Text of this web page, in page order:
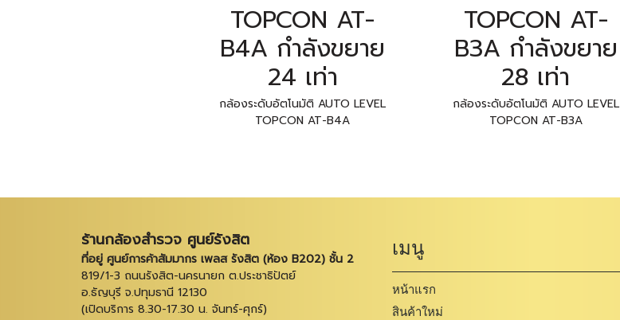
TOPCON AT-
B4A กำลังขยาย
24 เท่า
กล้องระดับอัตโนมัติ AUTO LEVEL
TOPCON AT-B4A
TOPCON AT-
B3A กำลังขยาย
28 เท่า
กล้องระดับอัตโนมัติ AUTO LEVEL
TOPCON AT-B3A
ร้านกล้องสำรวจ ศูนย์รังสิต
ที่อยู่ ศูนย์การค้าสัมมากร เพลส รังสิต (ห้อง B202) ชั้น 2
819/1-3 ถนนรังสิต-นครนายก ต.ประชาธิปัตย์
อ.ธัญบุรี จ.ปทุมธานี 12130
(เปิดบริการ 8.30-17.30 น. จันทร์-ศุกร์)
เมนู
หน้าแรก
สินค้าใหม่